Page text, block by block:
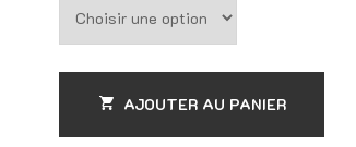
AJOUTER AU PANIER